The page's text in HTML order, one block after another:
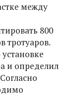
между
800
тротуаров.
и определил